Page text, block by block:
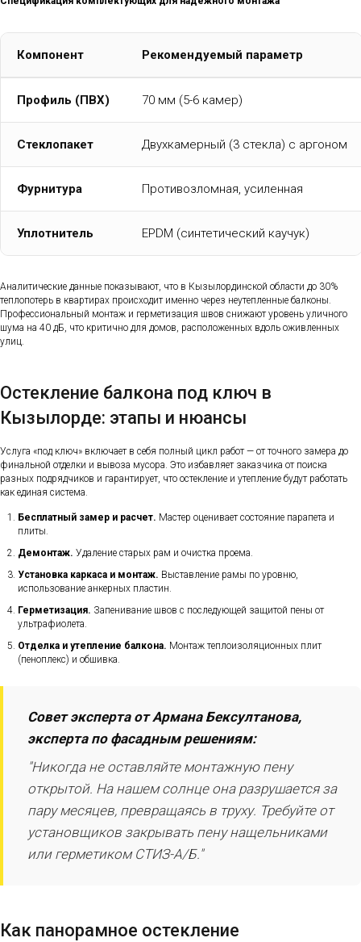
Компонент Рекомендуемый параметр
Профиль (ПВХ) 70 мм (5-6 камер)
Стеклопакет Двухкамерный (3 стекла) с аргоном
Фурнитура Противозломная, усиленная
Уплотнитель EPDM (синтетический каучук)
Аналитические данные показывают, что в Кызылординской области до 30%
теплопотерь в квартирах происходит именно через неутепленные балконы.
Профессиональный монтаж и герметизация швов снижают уровень уличного
шума на 40 дБ, что критично для домов, расположенных вдоль оживленных
улиц.
Остекление балкона под ключ в
Кызылорде: этапы и нюансы
Услуга «под ключ» включает в себя полный цикл работ — от точного замера до
финальной отделки и вывоза мусора. Это избавляет заказчика от поиска
разных подрядчиков и гарантирует, что остекление и утепление будут работать
как единая система.
Бесплатный замер и расчет. Мастер оценивает состояние парапета и
плиты.
Демонтаж. Удаление старых рам и очистка проема.
Установка каркаса и монтаж. Выставление рамы по уровню,
использование анкерных пластин.
Герметизация. Запенивание швов с последующей защитой пены от
ультрафиолета.
Отделка и утепление балкона. Монтаж теплоизоляционных плит
(пеноплекс) и обшивка.
Совет эксперта от Армана Бексултанова,
эксперта по фасадным решениям:
"Никогда не оставляйте монтажную пену
открытой. На нашем солнце она разрушается за
пару месяцев, превращаясь в труху. Требуйте от
установщиков закрывать пену нащельниками
или герметиком СТИЗ-А/Б."
Как панорамное остекление